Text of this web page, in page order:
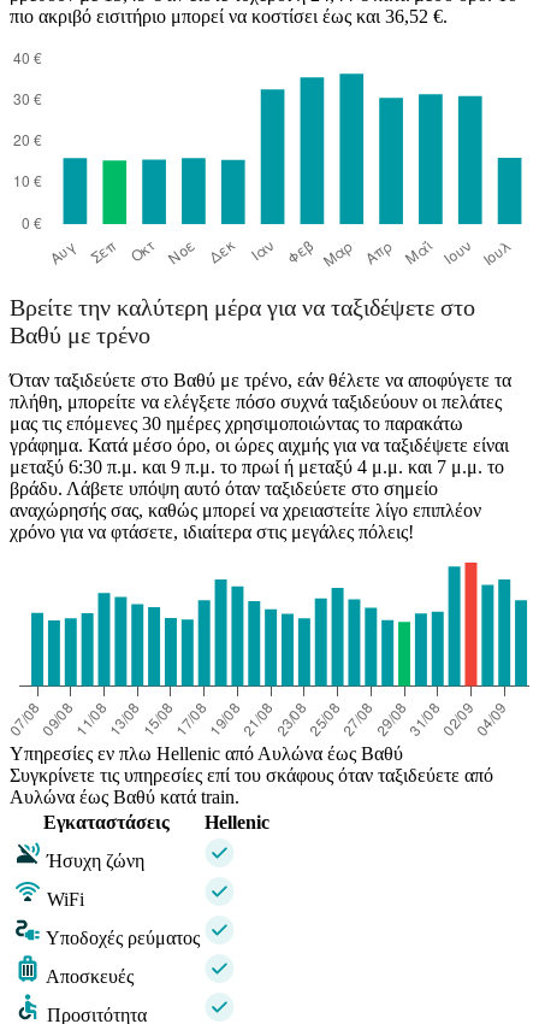
πιο ακριβό εισιτήριο μπορεί να κοστίσει έως και 36,52 €.
Βρείτε την καλύτερη μέρα για να ταξιδέψετε στο
Βαθύ με τρένο
Όταν ταξιδεύετε στο Βαθύ με τρένο, εάν θέλετε να αποφύγετε τα
πλήθη, μπορείτε να ελέγξετε πόσο συχνά ταξιδεύουν οι πελάτες
μας τις επόμενες 30 ημέρες χρησιμοποιώντας το παρακάτω
γράφημα. Κατά μέσο όρο, οι ώρες αιχμής για να ταξιδέψετε είναι
μεταξύ 6:30 π.μ. και 9 π.μ. το πρωί ή μεταξύ 4 μ.μ. και 7 μ.μ. το
βράδυ. Λάβετε υπόψη αυτό όταν ταξιδεύετε στο σημείο
αναχώρησής σας, καθώς μπορεί να χρειαστείτε λίγο επιπλέον
χρόνο για να φτάσετε, ιδιαίτερα στις μεγάλες πόλεις!
Υπηρεσίες εν πλω Hellenic από Αυλώνα έως Βαθύ
Συγκρίνετε τις υπηρεσίες επί του σκάφους όταν ταξιδεύετε από
Αυλώνα έως Βαθύ κατά train.
Εγκαταστάσεις
Hellenic
Ήσυχη ζώνη
WiFi
Υποδοχές ρεύματος
Αποσκευές
Προσιτότητα